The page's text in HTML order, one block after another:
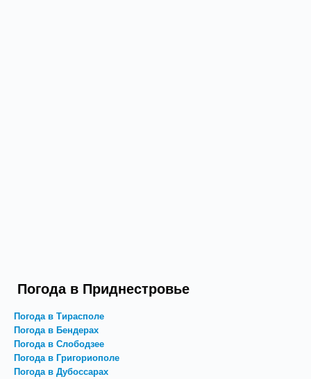
Погода в Приднестровье
Погода в Тирасполе
Погода в Бендерах
Погода в Слободзее
Погода в Григориополе
Погода в Дубоссарах